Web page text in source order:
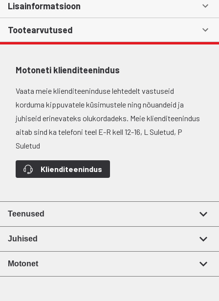
Lisainformatsioon
Tootearvutused
Motoneti klienditeenindus
Vaata meie klienditeeninduse lehtedelt vastuseid
korduma kippuvatele küsimustele ning nõuandeid ja
juhiseid erinevateks olukordadeks. Meie klienditeenindus
aitab sind ka telefoni teel E-R kell 12-16, L Suletud, P
Suletud
Klienditeenindus
Teenused
Juhised
Motonet